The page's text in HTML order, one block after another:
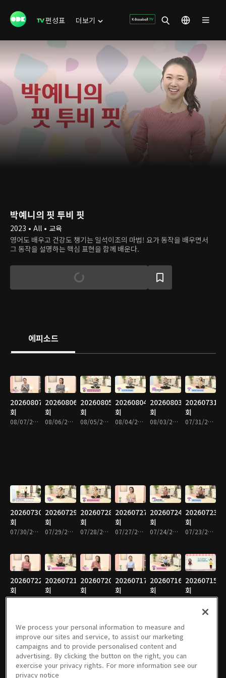
편성표 더보기
박예니의 핏 투비 핏
2023 • All • 교육
영어도 배우고 건강도 챙기는 일석이조의 마법! 요가 동작을 배우면서
그 동작을 설명하는 핵심 표현을 함께 배운다.
에피소드
20260807
회
08/07/2026 • 9분
20260806
회
08/06/2026 • 9분
20260805
회
08/05/2026 • 8분
20260804
회
08/04/2026 • 8분
20260803
회
08/03/2026 • 9분
20260731
회
07/31/2026 • 9분
20260730
회
07/30/2026 • 9분
20260729
회
07/29/2026 • 10분
20260728
회
07/28/2026 • 9분
20260727
회
07/27/2026 • 10분
20260724
회
07/24/2026 • 10분
20260723
회
07/23/2026 • 9분
20260722
회
07/22/2026 • 9분
20260721
회
07/21/2026 • 9분
20260720
회
07/20/2026 • 9분
20260717
회
07/17/2026 • 9분
20260716
회
07/16/2026 • 10분
20260715
회
07/15/2026 • 10분
20260714
회
07/14/2026 • 10분
20260713
회
07/13/2026 • 10분
20260710
회
07/10/2026 • 10분
20260709
회
07/09/2026 • 10분
20260708
회
07/08/2026 • 11분
회
We process your personal information to measure and
improve our sites and service, to assist our marketing
campaigns and to provide personalised content and
advertising. By clicking the button on the right, you can
exercise your privacy rights. For more information see our
privacy notice